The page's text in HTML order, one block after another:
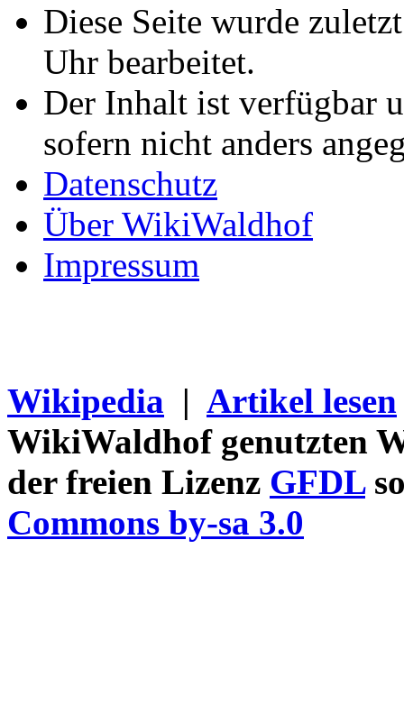
Diese Seite wurde
Uhr bearbeitet.
Der Inhalt ist verfügbar
sofern nicht anders
Datenschutz
Über WikiWaldhof
Impressum
Wikipedia | Artikel lesen
WikiWaldhof genutzten
der freien Lizenz GFDL
Commons by-sa 3.0